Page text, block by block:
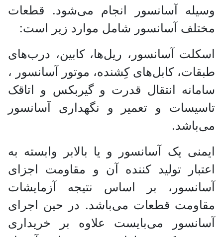
وسیله آسانسور انجام می‌شود. قطعات
مختلف آسانسور شامل موارد زیر است:
اسکلت آسانسور، ریل‌ها، کابین، درب‌های
طبقات، کابل‌های کِشنده، موتور آسانسور ،
سامانه انتقال قدرت و گیربکس و اتاقک
تاسیسات و تعمیر و نگهداری آسانسور
می‌باشد.
ایمنی یک آسانسور و یا بالابر وابسته به
اعتبار تولید کننده آن و مقاومت اجزای
آسانسور، بر اساس نتیجه آزمایشات
مقاومت قطعات می‌باشد. در حین اجرای
آسانسور می‌بایست علاوه بر خریداری